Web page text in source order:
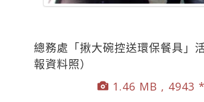
總務處「揪大碗控送環保餐具」
報資料照）
1.46 MB , 4943